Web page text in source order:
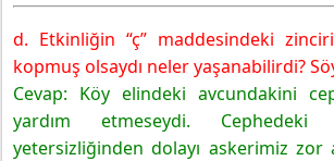
d. Etkinliğin “ç” maddesindeki
kopmuş olsaydı neler yaşanabilirdi?
Cevap: Köy elindeki avcundakini
yardım etmeseydi. Cephedeki
yetersizliğinden dolayı askerimiz zor